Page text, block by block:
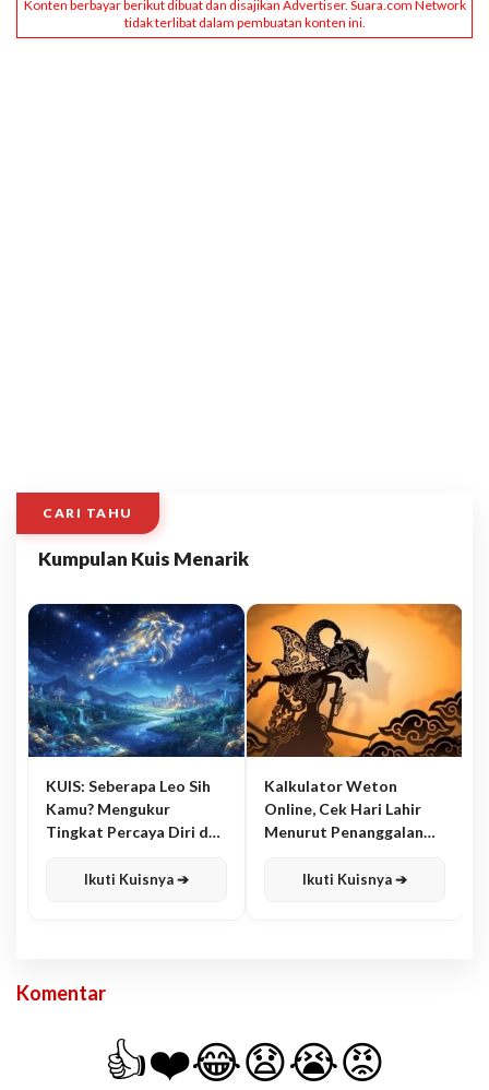
CARI TAHU
Kumpulan Kuis Menarik
KUIS: Seberapa Leo Sih
Kamu? Mengukur
Tingkat Percaya Diri dan
Ikuti Kuisnya ➔
Kalkulator Weton
Online, Cek Hari Lahir
Menurut Penanggalan
Ikuti Kuisnya ➔
Komentar
👍❤️😂😧😭😡